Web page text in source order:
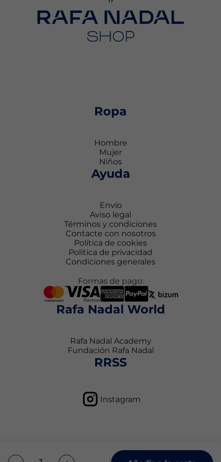
Ropa
Hombre
Mujer
Niños
Ayuda
Envío
Aviso legal
Términos y condiciones
Contacte con nosotros
Política de cookies
Política de privacidad
Condiciones generales
Formas de pago:
Rafa Nadal World
Rafa Nadal Academy
Fundación Rafa Nadal
RRSS
Instagram